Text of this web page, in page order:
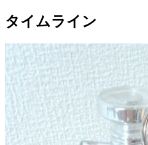
タイムライン